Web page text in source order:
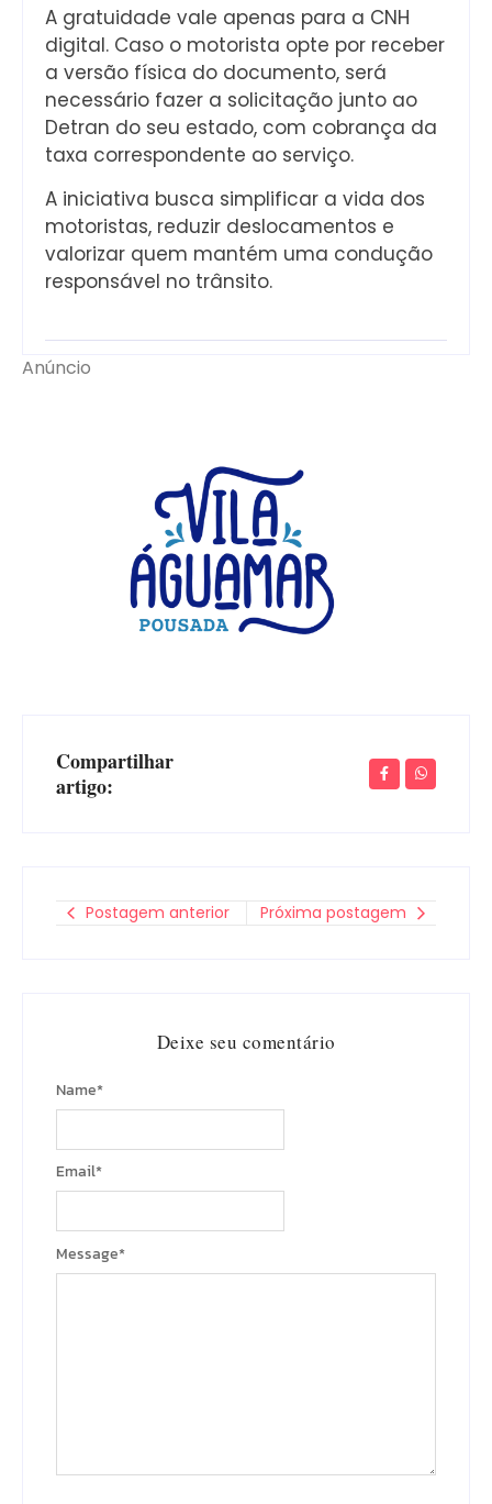
A gratuidade vale apenas para a CNH
digital. Caso o motorista opte por receber
a versão física do documento, será
necessário fazer a solicitação junto ao
Detran do seu estado, com cobrança da
taxa correspondente ao serviço.
A iniciativa busca simplificar a vida dos
motoristas, reduzir deslocamentos e
valorizar quem mantém uma condução
responsável no trânsito.
Anúncio
Compartilhar
artigo:
Postagem anterior Próxima postagem
Deixe seu comentário
Message*
Name*
Email*